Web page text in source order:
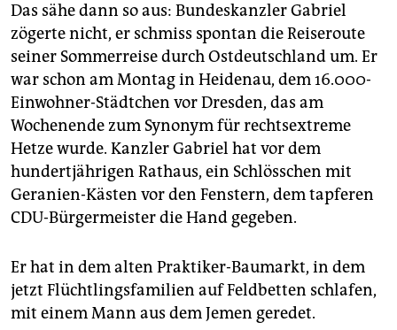
Das sähe dann so aus: Bundeskanzler Gabriel
zögerte nicht, er schmiss spontan die Reiseroute
seiner Sommerreise durch Ostdeutschland um. Er
war schon am Montag in Heidenau, dem 16.000-
Einwohner-Städtchen vor Dresden, das am
Wochenende zum Synonym für rechtsextreme
Hetze wurde. Kanzler Gabriel hat vor dem
hundertjährigen Rathaus, ein Schlösschen mit
Geranien-Kästen vor den Fenstern, dem tapferen
CDU-Bürgermeister die Hand gegeben.
Er hat in dem alten Praktiker-Baumarkt, in dem
jetzt Flüchtlingsfamilien auf Feldbetten schlafen,
mit einem Mann aus dem Jemen geredet.